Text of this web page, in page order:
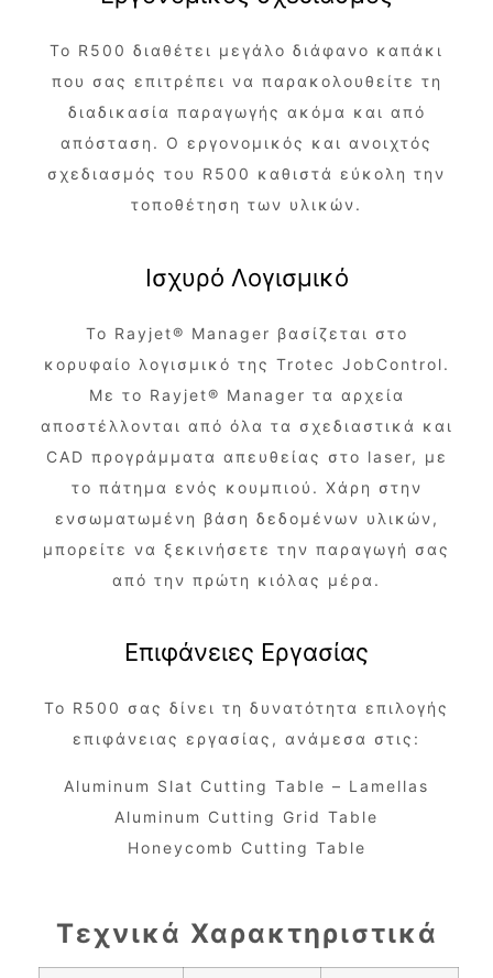
Το R500 διαθέτει μεγάλο διάφανο καπάκι
που σας επιτρέπει να παρακολουθείτε τη
διαδικασία παραγωγής ακόμα και από
απόσταση. Ο εργονομικός και ανοιχτός
σχεδιασμός του R500 καθιστά εύκολη την
τοποθέτηση των υλικών.
Ισχυρό Λογισμικό
Το Rayjet® Manager βασίζεται στο
κορυφαίο λογισμικό της Trotec JobControl.
Με τo Rayjet® Manager τα αρχεία
αποστέλλονται από όλα τα σχεδιαστικά και
CAD προγράμματα απευθείας στο laser, με
το πάτημα ενός κουμπιού. Χάρη στην
ενσωματωμένη βάση δεδομένων υλικών,
μπορείτε να ξεκινήσετε την παραγωγή σας
από την πρώτη κιόλας μέρα.
Επιφάνειες Εργασίας
Το R500 σας δίνει τη δυνατότητα επιλογής
επιφάνειας εργασίας, ανάμεσα στις:
Aluminum Slat Cutting Table – Lamellas
Aluminum Cutting Grid Table
Honeycomb Cutting Table
Τεχνικά Χαρακτηριστικά